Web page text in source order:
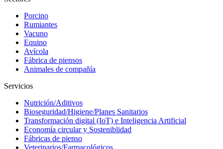
Porcino
Rumiantes
Vacuno
Equino
Avícola
Fábrica de piensos
Animales de compañía
Servicios
Nutrición/Aditivos
Bioseguridad/Higiene/Planes Sanitarios
Transformación digital (IoT) e Inteligencia Artificial
Economía circular y Sosteniblidad
Fábricas de pienso
Veterinarios/Farmacológicos